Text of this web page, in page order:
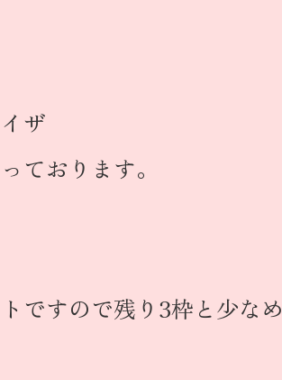
ザ
ております。
ですので残り3枠と少な